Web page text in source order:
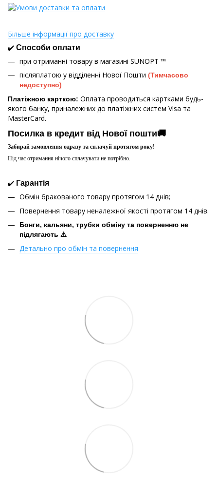
Більше інформації про доставку
✔️ Способи оплати
при отриманні товару в магазині SUNOPT ™
післяплатою у відділенні Нової Пошти (Тимчасово
недоступно)
Платіжною карткою: Оплата проводиться картками будь-
якого банку, приналежних до платіжних систем Visa та
MasterCard.
Посилка в кредит від Нової пошти🚚
Забирай замовлення одразу та сплачуй протягом року!
Під час отримання нічого сплачувати не потрібно.
✔️ Гарантія
Обмін бракованого товару протягом 14 днів;
Повернення товару неналежної якості протягом 14 днів.
Бонги, кальяни, трубки обміну та поверненню не
підлягають ⚠️
Детально про обмін та повернення